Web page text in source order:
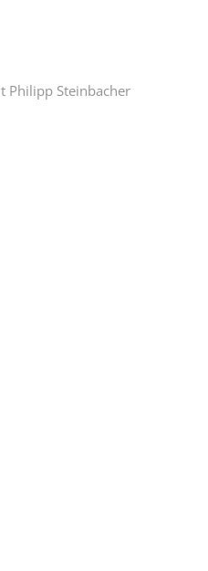
Philipp Steinbacher